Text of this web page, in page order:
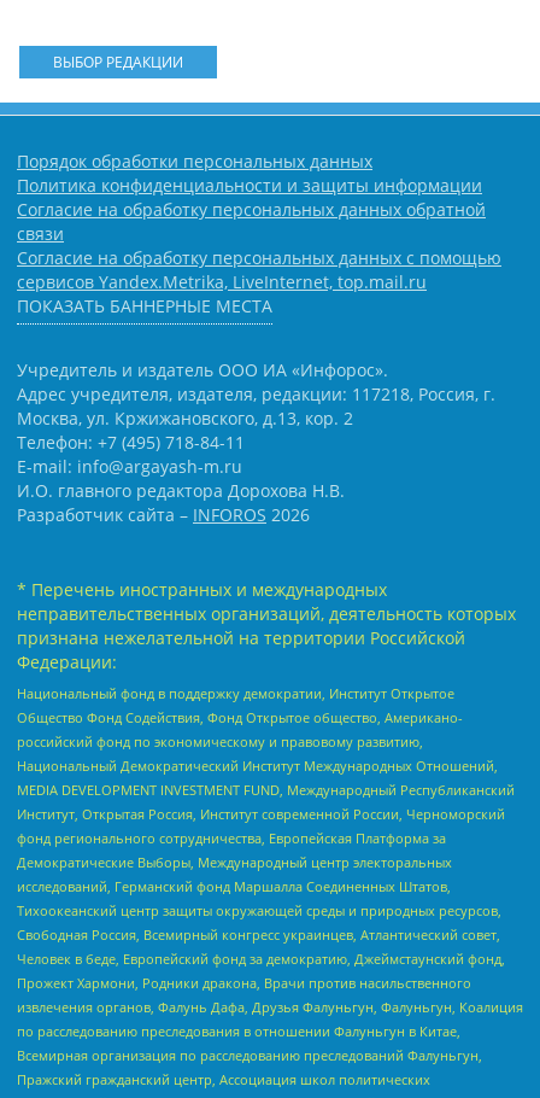
ВЫБОР РЕДАКЦИИ
Порядок обработки персональных данных
Политика конфиденциальности и защиты информации
Согласие на обработку персональных данных обратной
связи
Согласие на обработку персональных данных с помощью
сервисов Yandex.Metrika, LiveInternet, top.mail.ru
ПОКАЗАТЬ БАННЕРНЫЕ МЕСТА
Учредитель и издатель ООО ИА «Инфорос».
Адрес учредителя, издателя, редакции: 117218, Россия, г.
Москва, ул. Кржижановского, д.13, кор. 2
Телефон: +7 (495) 718-84-11
E-mail: info@argayash-m.ru
И.О. главного редактора Дорохова Н.В.
Разработчик сайта – INFOROS 2026
* Перечень иностранных и международных
неправительственных организаций, деятельность которых
признана нежелательной на территории Российской
Федерации:
Национальный фонд в поддержку демократии, Институт Открытое
Общество Фонд Содействия, Фонд Открытое общество, Американо-
российский фонд по экономическому и правовому развитию,
Национальный Демократический Институт Международных Отношений,
MEDIA DEVELOPMENT INVESTMENT FUND, Международный Республиканский
Институт, Открытая Россия, Институт современной России, Черноморский
фонд регионального сотрудничества, Европейская Платформа за
Демократические Выборы, Международный центр электоральных
исследований, Германский фонд Маршалла Соединенных Штатов,
Тихоокеанский центр защиты окружающей среды и природных ресурсов,
Свободная Россия, Всемирный конгресс украинцев, Атлантический совет,
Человек в беде, Европейский фонд за демократию, Джеймстаунский фонд,
Прожект Хармони, Родники дракона, Врачи против насильственного
извлечения органов, Фалунь Дафа, Друзья Фалуньгун, Фалуньгун, Коалиция
по расследованию преследования в отношении Фалуньгун в Китае,
Всемирная организация по расследованию преследований Фалуньгун,
Пражский гражданский центр, Ассоциация школ политических